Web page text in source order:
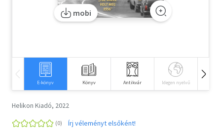
Természettudomány
Vallás
mobi
E-könyv Könyv Antikvár Idegen nyelvű
Helikon Kiadó, 2022
Írj véleményt elsőként!